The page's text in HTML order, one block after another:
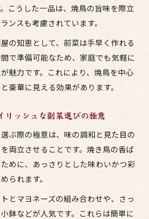
こうした一品は、焼鳥の旨味を際立
ンスも考慮されています。
の知恵として、前菜は手早く作れる
で準備可能なため、家庭でも気軽に
魅力です。これにより、焼鳥を中心
豪華に見える効果があります。
リッシュな副菜選びの極意
ぶ際の極意は、味の調和と見た目の
両立させることです。焼き鳥の香ば
めに、あっさりとした味わいかつ彩
られます。
とマヨネーズの組み合わせや、さっ
鉢などが人気です。これらは簡単に